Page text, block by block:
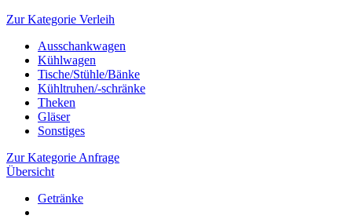
Zur Kategorie Verleih
Ausschankwagen
Kühlwagen
Tische/Stühle/Bänke
Kühltruhen/-schränke
Theken
Gläser
Sonstiges
Zur Kategorie Anfrage
Übersicht
Getränke